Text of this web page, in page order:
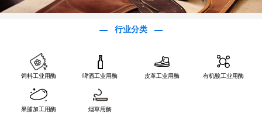
行业分类
饲料工业用酶 啤酒工业用酶 皮革工业用酶 有机酸工业用酶
果脯加工用酶 烟草用酶